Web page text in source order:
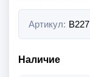
Артикул: B227
Наличие